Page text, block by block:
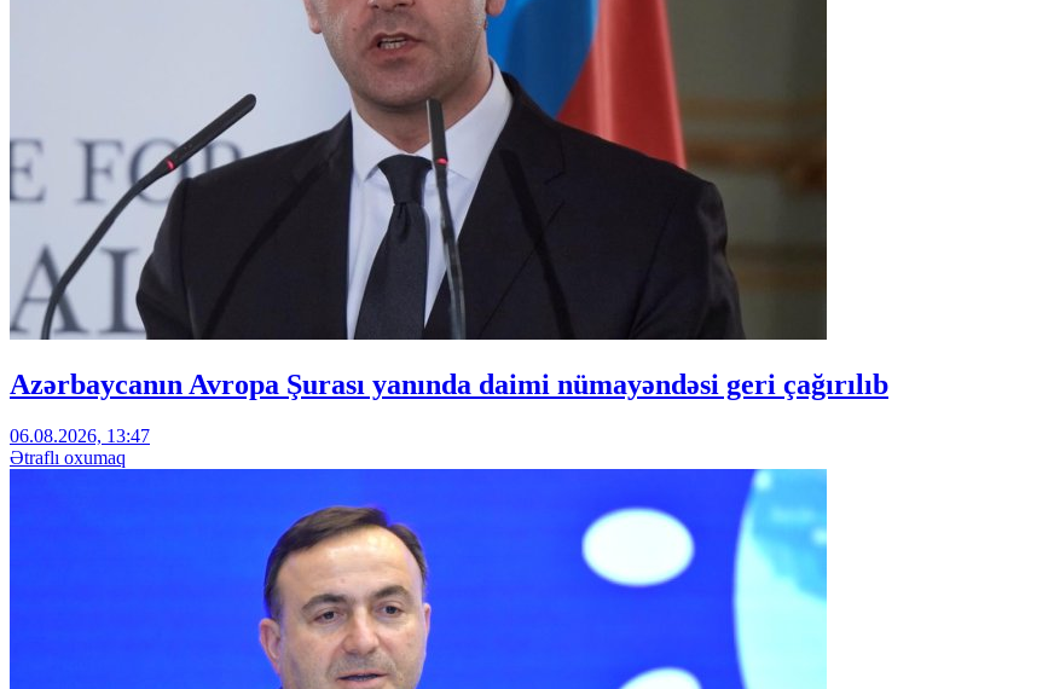
Azərbaycanın Avropa Şurası yanında daimi nümayəndəsi geri çağırılıb
06.08.2026, 13:47
Ətraflı oxumaq